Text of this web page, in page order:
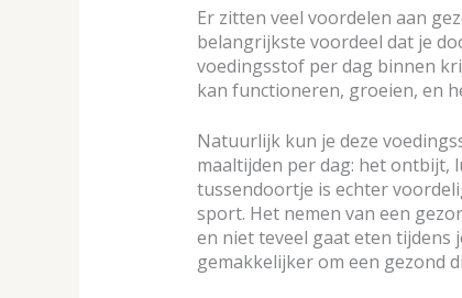
Er zitten veel voordelen aan
belangrijkste voordeel dat je
voedingsstof per dag binnen
kan functioneren, groeien, en
Natuurlijk kun je deze
maaltijden per dag: het ontbijt,
tussendoortje is echter
sport. Het nemen van een
en niet teveel gaat eten
gemakkelijker om een gezond